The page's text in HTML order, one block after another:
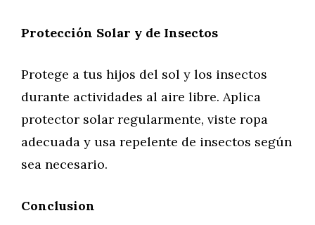
Protección Solar y de Insectos
Protege a tus hijos del sol y los insectos
durante actividades al aire libre. Aplica
protector solar regularmente, viste ropa
adecuada y usa repelente de insectos según
sea necesario.
Conclusion